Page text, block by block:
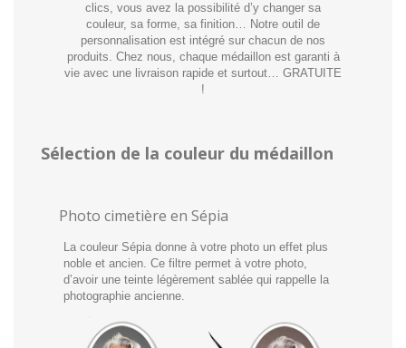
clics, vous avez la possibilité d’y changer sa
couleur, sa forme, sa finition… Notre outil de
personnalisation est intégré sur chacun de nos
produits. Chez nous, chaque médaillon est garanti à
vie avec une livraison rapide et surtout… GRATUITE
!
Sélection de la couleur du médaillon
Photo cimetière en Sépia
La couleur Sépia donne à votre photo un effet plus
noble et ancien. Ce filtre permet à votre photo,
d’avoir une teinte légèrement sablée qui rappelle la
photographie ancienne.